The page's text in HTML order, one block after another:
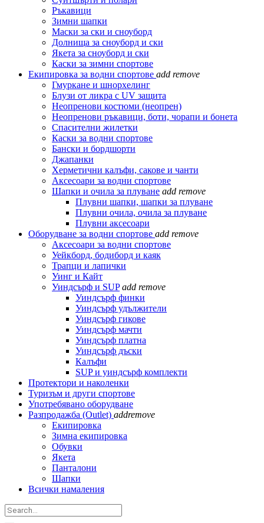
Ръкавици
Зимни шапки
Маски за ски и сноуборд
Долнища за сноуборд и ски
Якета за сноуборд и ски
Каски за зимни спортове
Екипировка за водни спортове add remove
Гмуркане и шнорхелинг
Блузи от ликра с UV защита
Неопренови костюми (неопрен)
Неопренови ръкавици, боти, чорапи и бонета
Спасителни жилетки
Каски за водни спортове
Бански и бордшорти
Джапанки
Херметични калъфи, сакове и чанти
Аксесоари за водни спортове
Шапки и очила за плуване add remove
Плувни шапки, шапки за плуване
Плувни очила, очила за плуване
Плувни аксесоари
Оборудване за водни спортове add remove
Аксесоари за водни спортове
Уейкборд, бодиборд и каяк
Трапци и лапички
Уинг и Кайт
Уиндсърф и SUP add remove
Уиндсърф финки
Уиндсърф удължители
Уиндсърф гикове
Уиндсърф мачти
Уиндсърф платна
Уиндсърф дъски
Калъфи
SUP и уиндсърф комплекти
Протектори и наколенки
Туризъм и други спортове
Употребявано оборудване
Разпродажба (Outlet) addremove
Екипировка
Зимна екипировка
Обувки
Якета
Панталони
Шапки
Всички намаления